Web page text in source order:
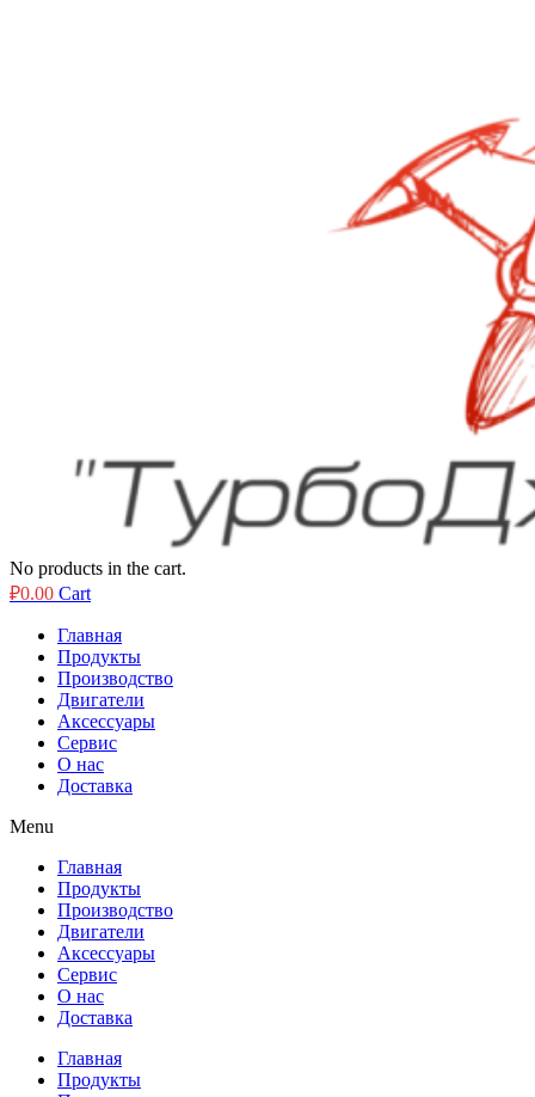
No products in the cart.
₽0.00 Cart
Главная
Продукты
Производство
Двигатели
Аксессуары
Сервис
О нас
Доставка
Menu
Главная
Продукты
Производство
Двигатели
Аксессуары
Сервис
О нас
Доставка
Главная
Продукты